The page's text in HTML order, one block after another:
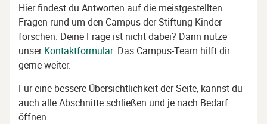
Hier findest du Antworten auf die meistgestellten
Fragen rund um den Campus der Stiftung Kinder
forschen. Deine Frage ist nicht dabei? Dann nutze
unserKontaktformular. Das Campus-Team hilft dir
gerne weiter.
Für eine bessere Übersichtlichkeit der Seite, kannst du
auch alle Abschnitte schließen und je nach Bedarf
öffnen.